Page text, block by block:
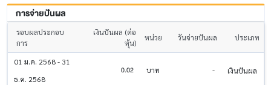
การจ่ายปันผล
รอบผลประกอบ
การ
เงินปันผล (ต่อ
หุ้น)
หน่วย วันจ่ายปันผล ประเภท
01 ม.ค. 2568 - 31
ธ.ค. 2568
0.02 บาท - เงินปันผล